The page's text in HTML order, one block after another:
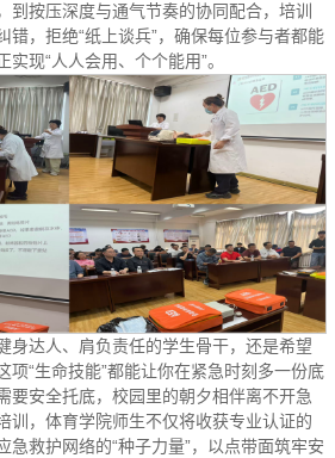
到按压深度与通气节奏的协同配合，培训
错，拒绝“纸上谈兵”，确保每位参与者都能
现“人人会用、个个能用”。
身达人、肩负责任的学生骨干，还是希望
项“生命技能”都能让你在紧急时刻多一份底
要安全托底，校园里的朝夕相伴离不开急
，体育学院师生不仅将收获专业认证的
急救护网络的“种子力量”，以点带面筑牢安